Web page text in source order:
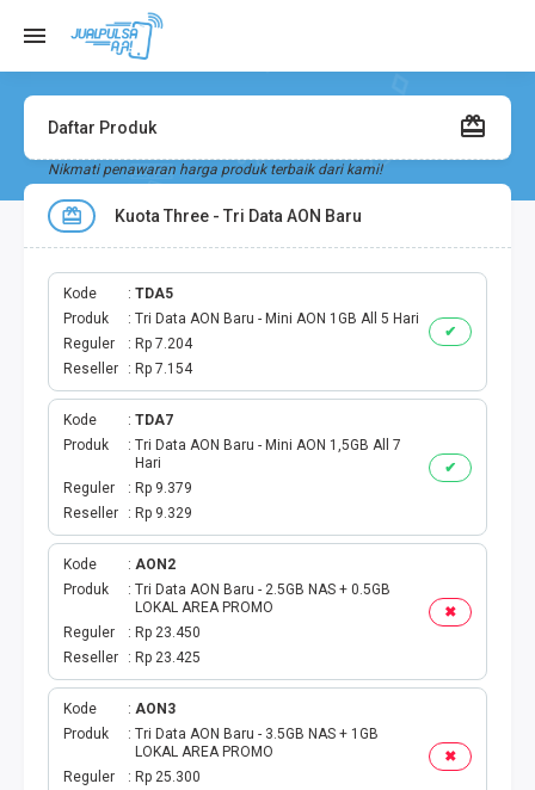
Daftar Produk
Nikmati penawaran harga produk terbaik dari kami!
Kuota Three - Tri Data AON Baru
✔
Kode
TDA5
Produk
Tri Data AON Baru - Mini AON 1GB All 5 Hari
Reguler
Rp 7.204
Reseller
Rp 7.154
✔
Kode
TDA7
Produk
Tri Data AON Baru - Mini AON 1,5GB All 7
Hari
Reguler
Rp 9.379
Reseller
Rp 9.329
✖
Kode
AON2
Produk
Tri Data AON Baru - 2.5GB NAS + 0.5GB
LOKAL AREA PROMO
Reguler
Rp 23.450
Reseller
Rp 23.425
✖
Kode
AON3
Produk
Tri Data AON Baru - 3.5GB NAS + 1GB
LOKAL AREA PROMO
Reguler
Rp 25.300